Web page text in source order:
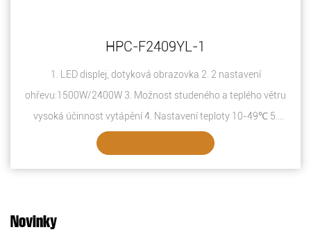
HPC-F2409YL-1
1. LED displej, dotyková obrazovka 2. 2 nastavení
ohřevu:1500W/2400W 3. Možnost studeného a teplého větru
vysoká účinnost vytápění 4. Nastavení teploty 10-49℃ 5.
Novinky